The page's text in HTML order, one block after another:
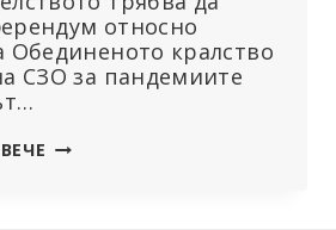
относно
Обединеното кралство
СЗО за пандемиите
ДОГОВОРЪТ